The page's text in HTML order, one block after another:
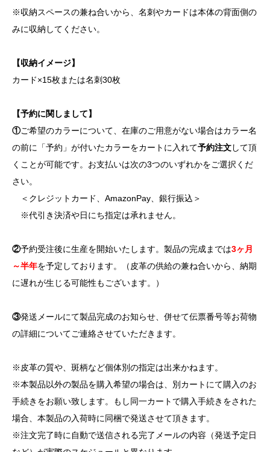
※収納スペースの兼ね合いから、名刺やカードは本体の背面側の
みに収納してください。
【収納イメージ】
カード×15枚または名刺30枚
【予約に関しまして】
①ご希望のカラーについて、在庫のご用意がない場合はカラー名
の前に「予約」が付いたカラーをカートに入れて予約注文して頂
くことが可能です。お支払いは次の3つのいずれかをご選択くだ
さい。
＜クレジットカード、AmazonPay、銀行振込＞
※代引き決済や日にち指定は承れません。
②予約受注後に生産を開始いたします。製品の完成までは3ヶ月
～半年を予定しております。（皮革の供給の兼ね合いから、納期
に遅れが生じる可能性もございます。）
③発送メールにて製品完成のお知らせ、併せて伝票番号等お荷物
の詳細についてご連絡させていただきます。
※皮革の質や、斑柄など個体別の指定は出来かねます。
※本製品以外の製品を購入希望の場合は、別カートにて購入のお
手続きをお願い致します。もし同一カートで購入手続きをされた
場合、本製品の入荷時に同梱で発送させて頂きます。
※注文完了時に自動で送信される完了メールの内容（発送予定日